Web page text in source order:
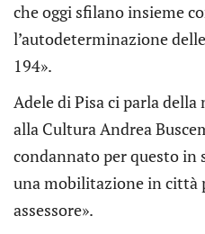
che oggi sfilano insieme
l’autodeterminazione
194».
Adele di Pisa ci parla della
alla Cultura Andrea
condannato per questo in
una mobilitazione in città
assessore».